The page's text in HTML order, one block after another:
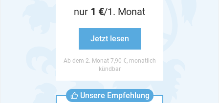
nur 1 €/1. Monat
Jetzt lesen
Ab dem 2. Monat 7,90 €, monatlich
kündbar
Unsere Empfehlung